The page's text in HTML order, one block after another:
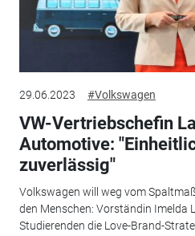
29.06.2023 #Volkswagen
VW-Vertriebschefin
Automotive:
zuverlässig"
Volkswagen will weg vom
den Menschen: Vorständin Imelda
Studierenden die Love-Brand-